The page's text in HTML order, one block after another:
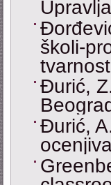
školi-
Đurić,
Đurić,